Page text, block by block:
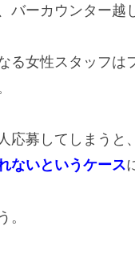
バーカウンター越
る女性スタッフ
応募してしまうと
ないというケース
。